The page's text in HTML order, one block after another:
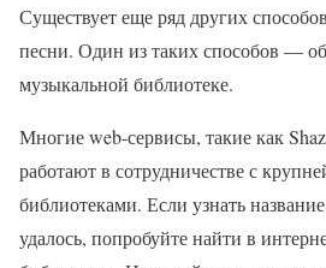
Существует еще ряд других
песни. Один из таких способов —
музыкальной библиотеке.
Многие web-сервисы, такие как
работают в сотрудничестве с
библиотеками. Если узнать
удалось, попробуйте найти в